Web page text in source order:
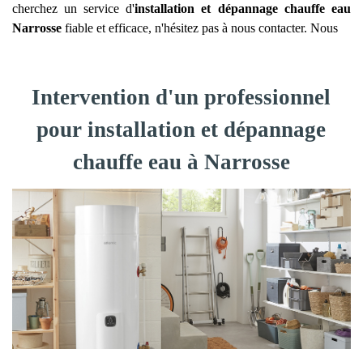
cherchez un service d'installation et dépannage chauffe eau
Narrosse fiable et efficace, n'hésitez pas à nous contacter. Nous
Intervention d'un professionnel
pour installation et dépannage
chauffe eau à Narrosse